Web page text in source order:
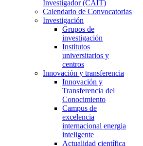
Investigador (CAIT)
Calendario de Convocatorias
Investigación
Grupos de
investigación
Institutos
universitarios y
centros
Innovación y transferencia
Innovación y
Transferencia del
Conocimiento
Campus de
excelencia
internacional energia
inteligente
Actualidad científica